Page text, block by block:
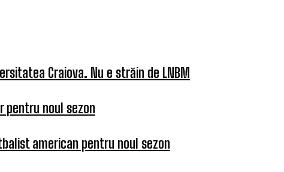
Craiova. Nu e străin de LNBM
pentru noul sezon
american pentru noul sezon